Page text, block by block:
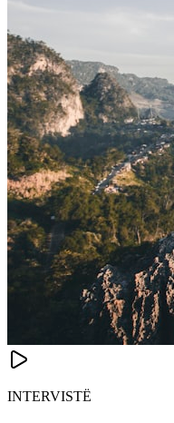
INTERVISTË